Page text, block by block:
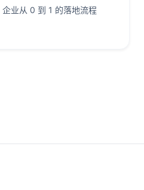
业从 0 到 1 的落地流程